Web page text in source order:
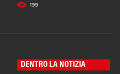
199
DENTRO LA NOTIZIA